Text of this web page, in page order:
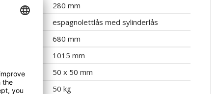
280 mm
espagnolettlås med sylinderlås
680 mm
1015 mm
50 x 50 mm
50 kg